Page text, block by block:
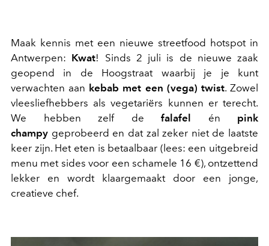
Maak kennis met een nieuwe streetfood hotspot in
Antwerpen: Kwat! Sinds 2 juli is de nieuwe zaak
geopend in de Hoogstraat waarbij je je kunt
verwachten aan kebab met een (vega) twist. Zowel
vleesliefhebbers als vegetariërs kunnen er terecht.
We hebben zelf de falafel én pink
champy geprobeerd en dat zal zeker niet de laatste
keer zijn. Het eten is betaalbaar (lees: een uitgebreid
menu met sides voor een schamele 16 €), ontzettend
lekker en wordt klaargemaakt door een jonge,
creatieve chef.